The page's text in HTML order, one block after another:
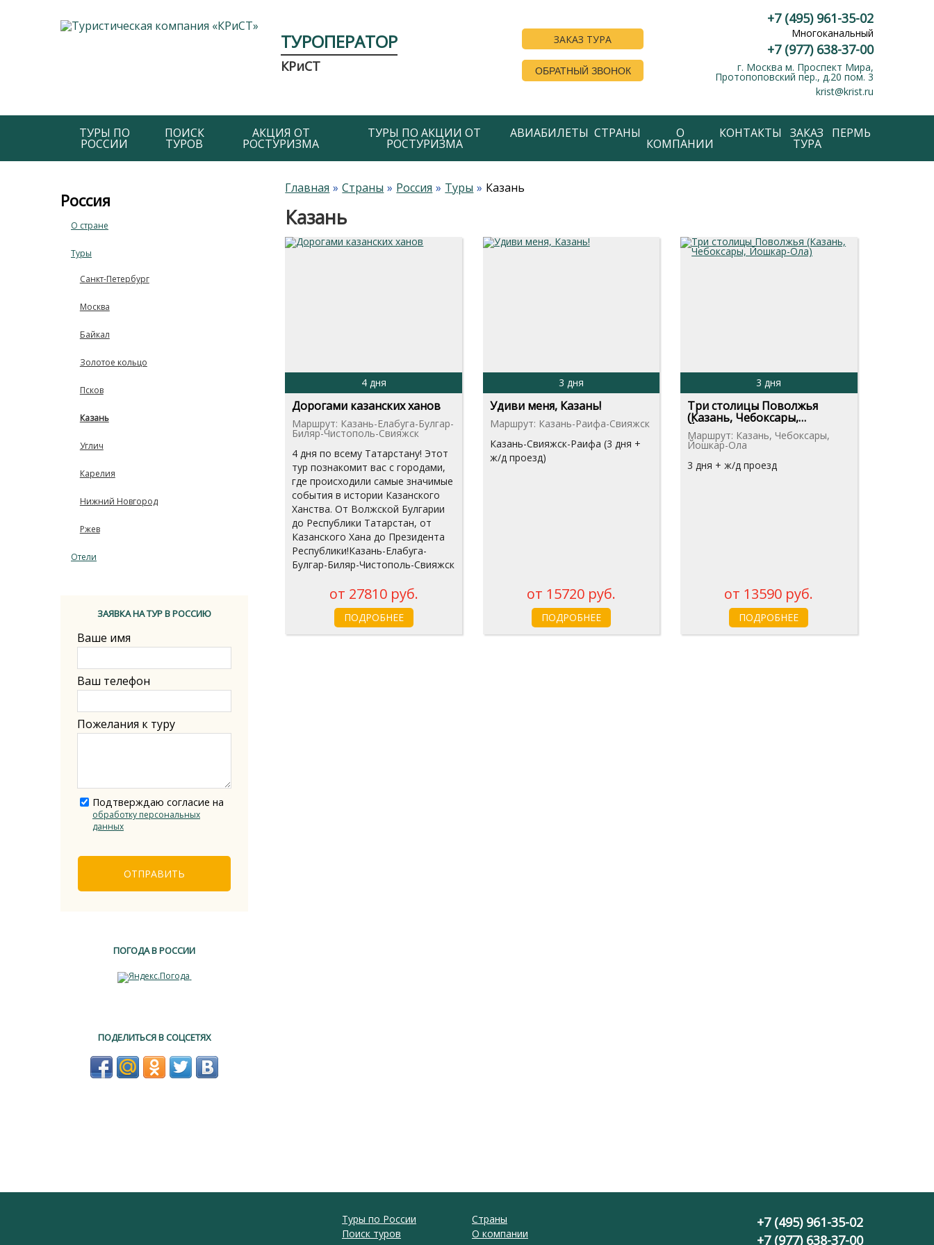
ТУРОПЕРАТОР
КРиСТ
ЗАКАЗ ТУРА
ОБРАТНЫЙ ЗВОНОК
+7 (495) 961-35-02
Многоканальный
+7 (977) 638-37-00
г. Москва м. Проспект Мира,
Протопоповский пер., д.20 пом. 3
krist@krist.ru
ТУРЫ ПО
РОССИИ
ПОИСК
ТУРОВ
АКЦИЯ ОТ
РОСТУРИЗМА
ТУРЫ ПО АКЦИИ ОТ
РОСТУРИЗМА
АВИАБИЛЕТЫ СТРАНЫ О
КОМПАНИИ
КОНТАКТЫ ЗАКАЗ
ТУРА
ПЕРМЬ
Главная Страны Россия Туры Казань
Казань
4 дня
Дорогами казанских ханов
Маршрут: Казань-Елабуга-Булгар-
Биляр-Чистополь-Свияжск
4 дня по всему Татарстану! Этот
тур познакомит вас с городами,
где происходили самые значимые
события в истории Казанского
Ханства. От Волжской Булгарии
до Республики Татарстан, от
Казанского Хана до Президента
Республики!Казань-Елабуга-
Булгар-Биляр-Чистополь-Свияжск
от 27810 руб.
ПОДРОБНЕЕ
3 дня
Удиви меня, Казань!
Маршрут: Казань-Раифа-Свияжск
Казань-Свияжск-Раифа (3 дня +
ж/д проезд)
от 15720 руб.
ПОДРОБНЕЕ
3 дня
Три столицы Поволжья
(Казань, Чебоксары,
Йошкар-Ола)
Маршрут: Казань, Чебоксары,
Йошкар-Ола
3 дня + ж/д проезд
от 13590 руб.
ПОДРОБНЕЕ
Россия
О стране
Туры
Санкт-Петербург
Москва
Байкал
Золотое кольцо
Псков
Казань
Углич
Карелия
Нижний Новгород
Ржев
Отели
ЗАЯВКА НА ТУР В РОССИЮ
Ваше имя
Ваш телефон
Пожелания к туру
Подтверждаю согласие на
обработку персональных
данных
ОТПРАВИТЬ
ПОГОДА В РОССИИ
ПОДЕЛИТЬСЯ В СОЦСЕТЯХ
Туры по России
Поиск туров
Страны
О компании
+7 (495) 961-35-02
+7 (977) 638-37-00